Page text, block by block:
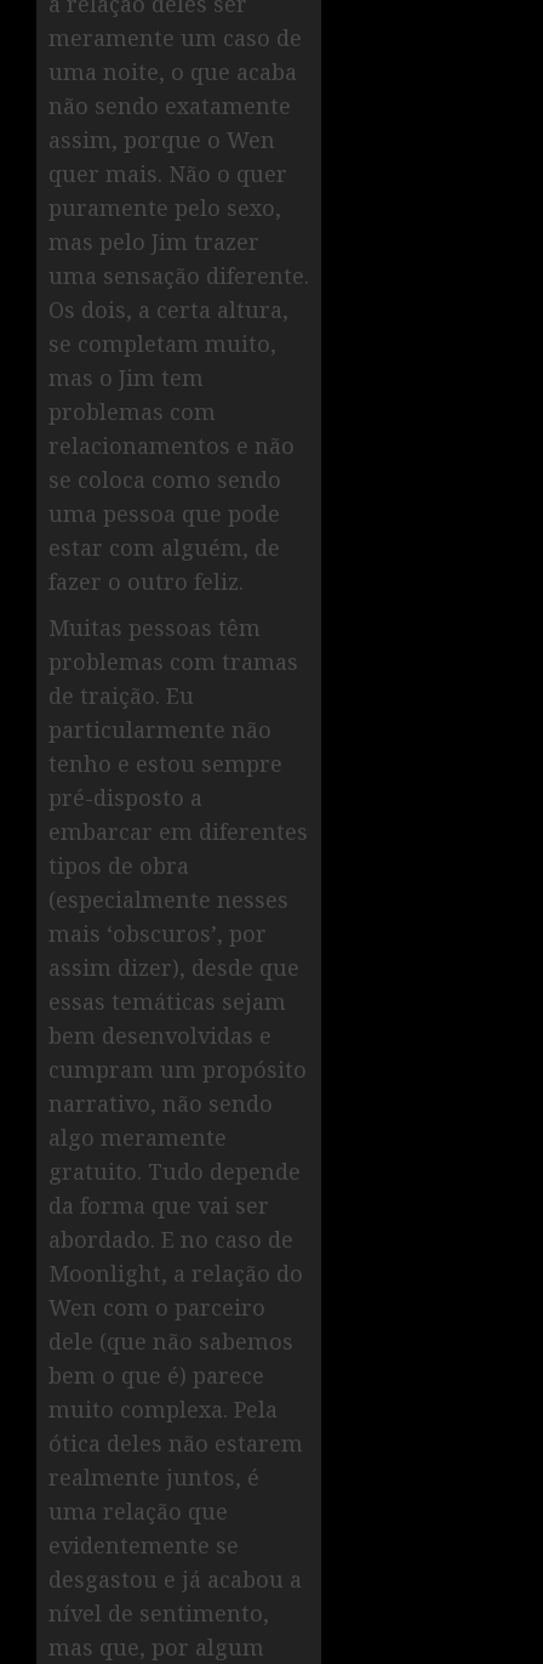
meramente um caso de
uma noite, o que acaba
não sendo exatamente
assim, porque o Wen
quer mais. Não o quer
puramente pelo sexo,
mas pelo Jim trazer
uma sensação diferente.
Os dois, a certa altura,
se completam muito,
mas o Jim tem
problemas com
relacionamentos e não
se coloca como sendo
uma pessoa que pode
estar com alguém, de
fazer o outro feliz.
Muitas pessoas têm
problemas com tramas
de traição. Eu
particularmente não
tenho e estou sempre
pré-disposto a
embarcar em diferentes
tipos de obra
(especialmente nesses
mais ‘obscuros’, por
assim dizer), desde que
essas temáticas sejam
bem desenvolvidas e
cumpram um propósito
narrativo, não sendo
algo meramente
gratuito. Tudo depende
da forma que vai ser
abordado. E no caso de
Moonlight, a relação do
Wen com o parceiro
dele (que não sabemos
bem o que é) parece
muito complexa. Pela
ótica deles não estarem
realmente juntos, é
uma relação que
evidentemente se
desgastou e já acabou a
nível de sentimento,
mas que, por algum